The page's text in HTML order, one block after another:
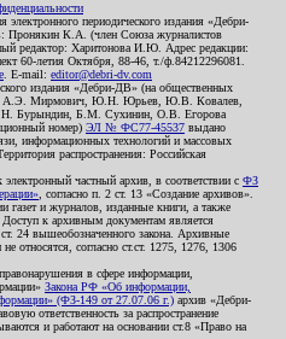
электронного периодического издания «Дебри-
Пронякин К.А. (член Союза журналистов
редактор: Харитонова И.Ю. Адрес редакции:
60-летия Октября, 88-46, т./ф.84212296081.
. E-mail: editor@debri-dv.com
издания «Дебри-ДВ» (на общественных
А.Э. Мирмович, Ю.Н. Юрьев, Ю.В. Ковалев,
Бурындин, Б.М. Сухинин, О.В. Егорова
номер) ЭЛ № ФС77-45537 выдано
информационных технологий и массовых
распространения: Российская
частный архив, в соответствии с ФЗ
, согласно п. 2 ст. 13 «Создание архивов».
газет и журналов, изданные книги, а также
к архивным документам является
24 вышеобозначенного закона. Архивные
относятся, согласно ст.ст. 1275, 1276, 1306
в сфере информации,
Закона РФ «Об информации,
(ФЗ-149 от 27.07.06 г.) архив «Дебри-
ответственность за распространение
и работают на основании ст.8 «Право на